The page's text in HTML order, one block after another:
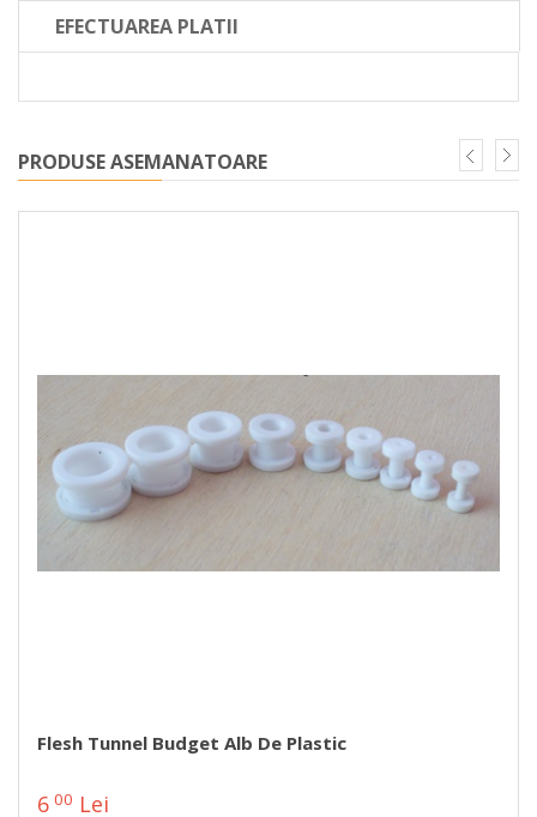
EFECTUAREA PLATII
PRODUSE ASEMANATOARE
Flesh Tunnel Budget Alb De Plastic
6 00 Lei